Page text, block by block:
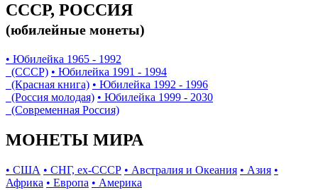
СССР, РОССИЯ
(юбилейные монеты)
• Юбилейка 1965 - 1992
(СССР) • Юбилейка 1991 - 1994
(Красная книга) • Юбилейка 1992 - 1996
(Россия молодая) • Юбилейка 1999 - 2030
(Современная Россия)
МОНЕТЫ МИРА
• США • СНГ, ex-СССР • Австралия и Океания • Азия •
Африка • Европа • Америка